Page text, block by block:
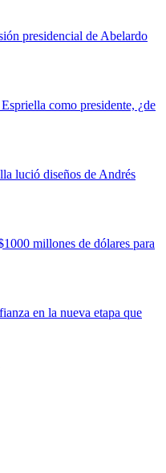
presidencial de Abelardo
como presidente, ¿de
lució diseños de Andrés
millones de dólares para
en la nueva etapa que